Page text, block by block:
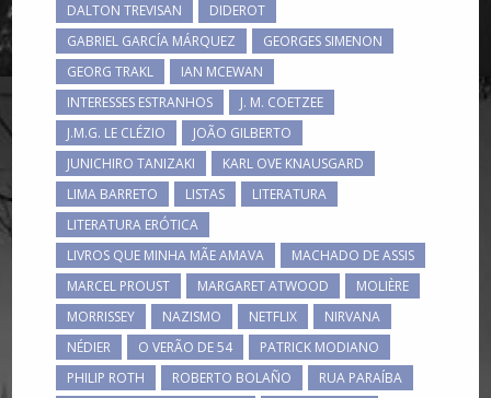
DALTON TREVISAN
DIDEROT
GABRIEL GARCÍA MÁRQUEZ
GEORGES SIMENON
GEORG TRAKL
IAN MCEWAN
INTERESSES ESTRANHOS
J. M. COETZEE
J.M.G. LE CLÉZIO
JOÃO GILBERTO
JUNICHIRO TANIZAKI
KARL OVE KNAUSGARD
LIMA BARRETO
LISTAS
LITERATURA
LITERATURA ERÓTICA
LIVROS QUE MINHA MÃE AMAVA
MACHADO DE ASSIS
MARCEL PROUST
MARGARET ATWOOD
MOLIÈRE
MORRISSEY
NAZISMO NETFLIX
NIRVANA
NÉDIER
O VERÃO DE 54
PATRICK MODIANO
PHILIP ROTH
ROBERTO BOLAÑO
RUA PARAÍBA